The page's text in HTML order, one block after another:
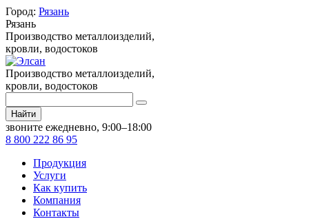
Город: Рязань
Рязань
Производство металлоизделий,
кровли, водостоков
Производство металлоизделий,
кровли, водостоков
Найти
звоните ежедневно, 9:00–18:00
8 800 222 86 95
Продукция
Услуги
Как купить
Компания
Контакты